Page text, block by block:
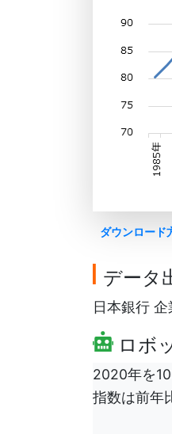
ダウンロード
データ
日本銀行
ロボ
2020年を
指数は前年